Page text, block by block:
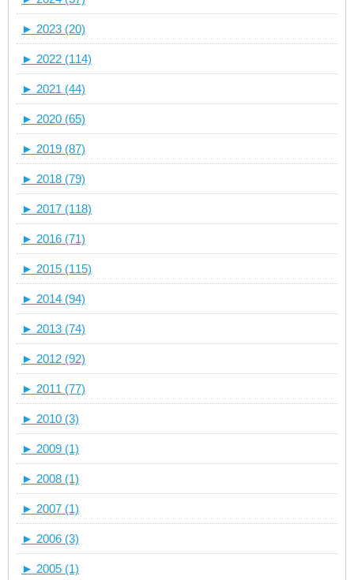
► 2023 (20)
► 2022 (114)
► 2021 (44)
► 2020 (65)
► 2019 (87)
► 2018 (79)
► 2017 (118)
► 2016 (71)
► 2015 (115)
► 2014 (94)
► 2013 (74)
► 2012 (92)
► 2011 (77)
► 2010 (3)
► 2009 (1)
► 2008 (1)
► 2007 (1)
► 2006 (3)
► 2005 (1)